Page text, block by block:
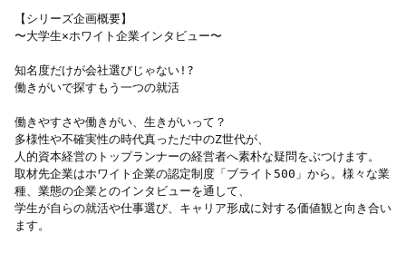
【シリーズ企画概要】
〜大学生×ホワイト企業インタビュー〜
知名度だけが会社選びじゃない!?
働きがいで探すもう一つの就活
働きやすさや働きがい、生きがいって？
多様性や不確実性の時代真っただ中のZ世代が、
人的資本経営のトップランナーの経営者へ素朴な疑問をぶつけます。
取材先企業はホワイト企業の認定制度「ブライト500」から。様々な業
種、業態の企業とのインタビューを通して、
学生が自らの就活や仕事選び、キャリア形成に対する価値観と向き合い
ます。